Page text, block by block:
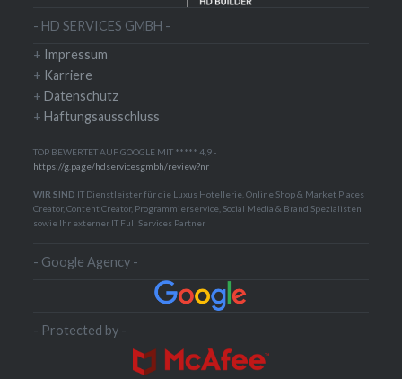
- HD SERVICES GMBH -
+ Impressum
+ Karriere
+Datenschutz
+Haftungsausschluss
TOP BEWERTET AUF GOOGLE MIT ***** 4,9 -
https://g.page/hdservicesgmbh/review?nr
WIR SIND IT Dienstleister für die Luxus Hotellerie, Online Shop & Market Places
Creator, Content Creator, Programmierservice, Social Media & Brand Spezialisten
sowie Ihr externer IT Full Services Partner
- Google Agency -
- Protected by -